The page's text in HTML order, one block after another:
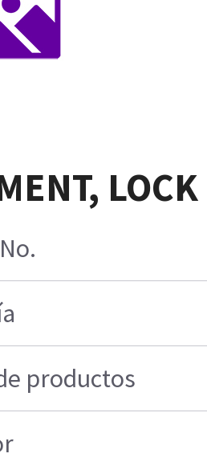
productos